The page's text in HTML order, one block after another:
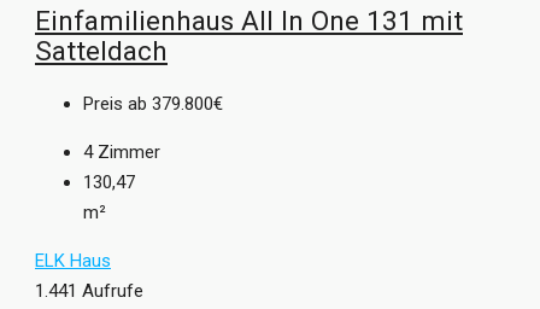
Einfamilienhaus All In One 131 mit
Satteldach
Preis ab 379.800€
4 Zimmer
130,47
m²
ELK Haus
1.441 Aufrufe